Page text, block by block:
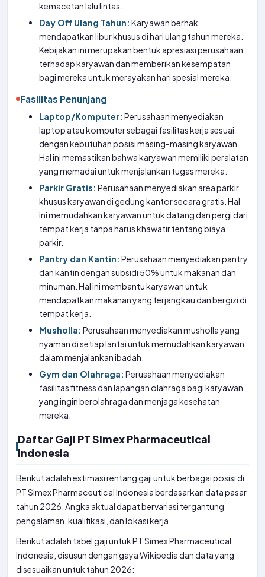
kemacetan lalu lintas.
Day Off Ulang Tahun: Karyawan berhak
mendapatkan libur khusus di hari ulang tahun mereka.
Kebijakan ini merupakan bentuk apresiasi perusahaan
terhadap karyawan dan memberikan kesempatan
bagi mereka untuk merayakan hari spesial mereka.
Fasilitas Penunjang
Laptop/Komputer: Perusahaan menyediakan
laptop atau komputer sebagai fasilitas kerja sesuai
dengan kebutuhan posisi masing-masing karyawan.
Hal ini memastikan bahwa karyawan memiliki peralatan
yang memadai untuk menjalankan tugas mereka.
Parkir Gratis: Perusahaan menyediakan area parkir
khusus karyawan di gedung kantor secara gratis. Hal
ini memudahkan karyawan untuk datang dan pergi dari
tempat kerja tanpa harus khawatir tentang biaya
parkir.
Pantry dan Kantin: Perusahaan menyediakan pantry
dan kantin dengan subsidi 50% untuk makanan dan
minuman. Hal ini membantu karyawan untuk
mendapatkan makanan yang terjangkau dan bergizi di
tempat kerja.
Musholla: Perusahaan menyediakan musholla yang
nyaman di setiap lantai untuk memudahkan karyawan
dalam menjalankan ibadah.
Gym dan Olahraga: Perusahaan menyediakan
fasilitas fitness dan lapangan olahraga bagi karyawan
yang ingin berolahraga dan menjaga kesehatan
mereka.
Daftar Gaji PT Simex Pharmaceutical
Indonesia
Berikut adalah estimasi rentang gaji untuk berbagai posisi di
PT Simex Pharmaceutical Indonesia berdasarkan data pasar
tahun 2026. Angka aktual dapat bervariasi tergantung
pengalaman, kualifikasi, dan lokasi kerja.
Berikut adalah tabel gaji untuk PT Simex Pharmaceutical
Indonesia, disusun dengan gaya Wikipedia dan data yang
disesuaikan untuk tahun 2026: